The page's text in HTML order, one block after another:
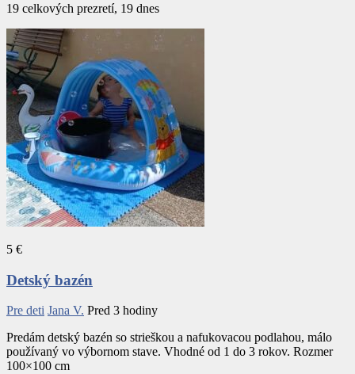
19 celkových prezretí, 19 dnes
5 €
Detský bazén
Pre deti Jana V. Pred 3 hodiny
Predám detský bazén so strieškou a nafukovacou podlahou, málo
používaný vo výbornom stave. Vhodné od 1 do 3 rokov. Rozmer
100×100 cm